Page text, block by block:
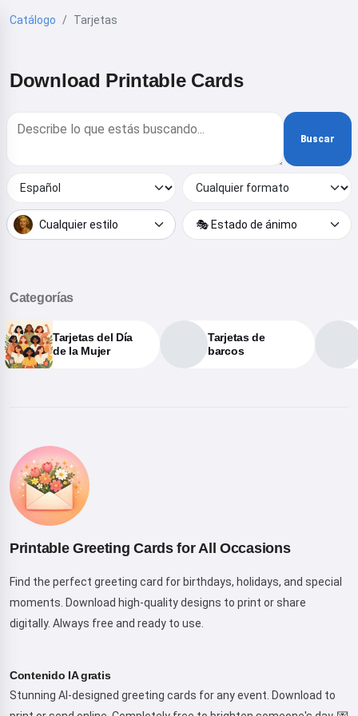
Catálogo Tarjetas
Download Printable Cards
Buscar
Cualquier estilo 🎭 Estado de ánimo
Categorías
Tarjetas del Día
de la Mujer
Tarjetas de
barcos
Printable Greeting Cards for All Occasions
Find the perfect greeting card for birthdays, holidays, and special
moments. Download high-quality designs to print or share
digitally. Always free and ready to use.
Contenido IA gratis
Stunning AI-designed greeting cards for any event. Download to
Cuento cuentos mágicas para
Leer una cuento
Al empezar a usar el servicio, aceptas: Términos del
servicio,Política de privacidad,Política de reembolso